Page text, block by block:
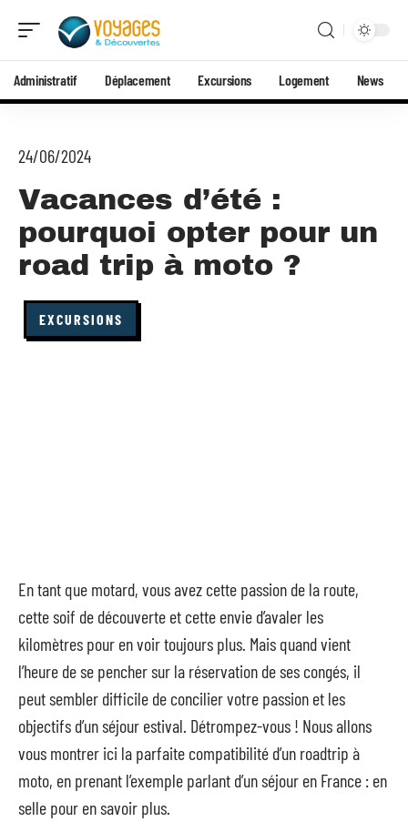
Administratif Déplacement Excursions Logement News
24/06/2024
Vacances d’été :
pourquoi opter pour un
road trip à moto ?
EXCURSIONS
En tant que motard, vous avez cette passion de la route,
cette soif de découverte et cette envie d’avaler les
kilomètres pour en voir toujours plus. Mais quand vient
l’heure de se pencher sur la réservation de ses congés, il
peut sembler difficile de concilier votre passion et les
objectifs d’un séjour estival. Détrompez-vous ! Nous allons
vous montrer ici la parfaite compatibilité d’un roadtrip à
moto, en prenant l’exemple parlant d’un séjour en France : en
selle pour en savoir plus.